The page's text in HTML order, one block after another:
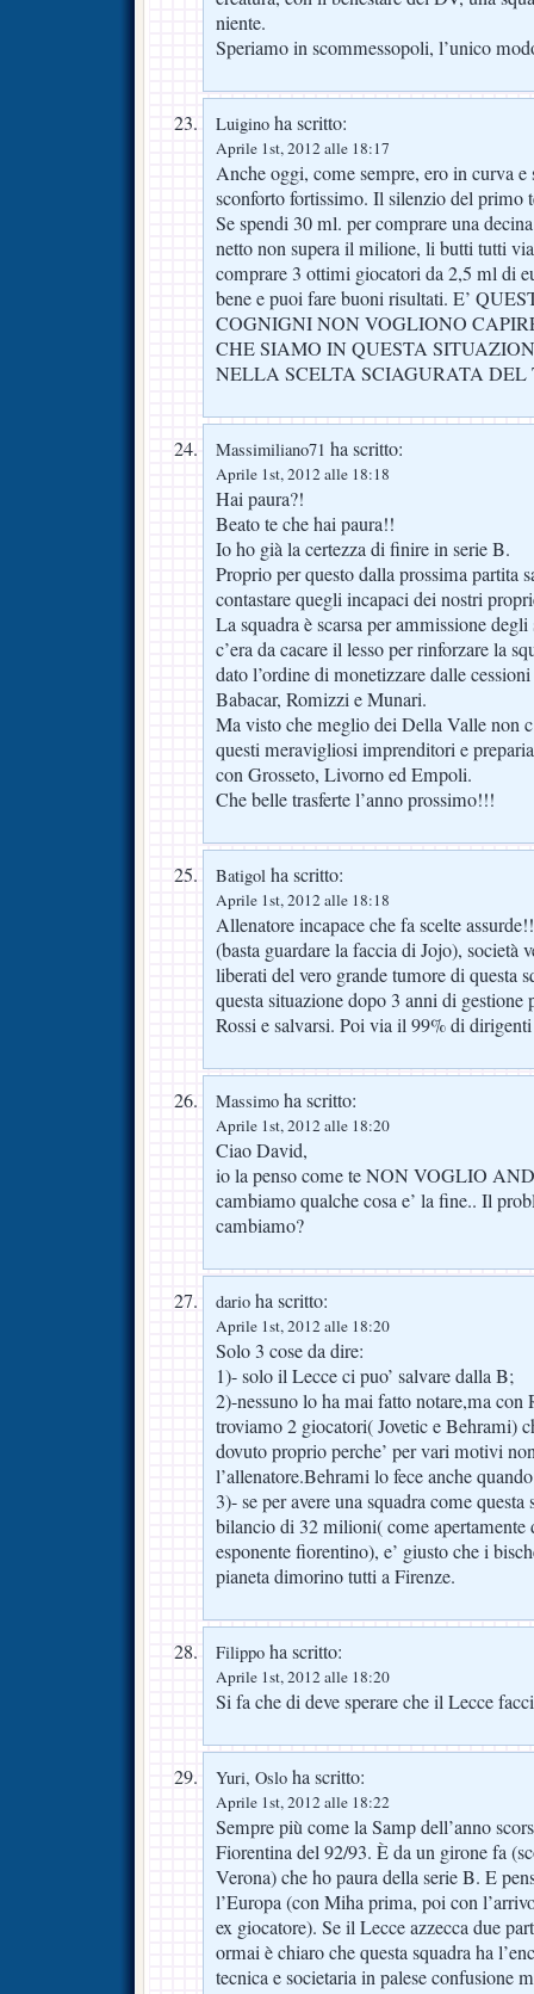
niente.
Speriamo in scommessopoli, l’unico
Luigino ha scritto:
Aprile 1st, 2012 alle 18:17
Anche oggi, come sempre, ero in curva e
sconforto fortissimo. Il silenzio del primo
Se spendi 30 ml. per comprare una
netto non supera il milione, li butti tutti
comprare 3 ottimi giocatori da 2,5 ml di
bene e puoi fare buoni risultati. E’
COGNIGNI NON VOGLIONO
CHE SIAMO IN QUESTA
NELLA SCELTA SCIAGURATA
Massimiliano71 ha scritto:
Aprile 1st, 2012 alle 18:18
Hai paura?!
Beato te che hai paura!!
Io ho già la certezza di finire in serie B.
Proprio per questo dalla prossima partita
contastare quegli incapaci dei nostri
La squadra è scarsa per ammissione
c’era da cacare il lesso per rinforzare la
dato l’ordine di monetizzare dalle
Babacar, Romizzi e Munari.
Ma visto che meglio dei Della Valle non
questi meravigliosi imprenditori e
con Grosseto, Livorno ed Empoli.
Che belle trasferte l’anno prossimo!!!
Batigol ha scritto:
Aprile 1st, 2012 alle 18:18
Allenatore incapace che fa scelte
(basta guardare la faccia di Jojo), società
liberati del vero grande tumore di questa
questa situazione dopo 3 anni di gestione
Rossi e salvarsi. Poi via il 99% di
Massimo ha scritto:
Aprile 1st, 2012 alle 18:20
Ciao David,
io la penso come te NON VOGLIO
cambiamo qualche cosa e’ la fine.. Il
cambiamo?
dario ha scritto:
Aprile 1st, 2012 alle 18:20
Solo 3 cose da dire:
1)- solo il Lecce ci puo’ salvare dalla B;
2)-nessuno lo ha mai fatto notare,ma con
troviamo 2 giocatori( Jovetic e Behrami)
dovuto proprio perche’ per vari motivi
l’allenatore.Behrami lo fece anche
3)- se per avere una squadra come
bilancio di 32 milioni( come apertamente
esponente fiorentino), e’ giusto che i
pianeta dimorino tutti a Firenze.
Filippo ha scritto:
Aprile 1st, 2012 alle 18:20
Si fa che di deve sperare che il Lecce
Yuri, Oslo ha scritto:
Aprile 1st, 2012 alle 18:22
Sempre più come la Samp dell’anno
Fiorentina del 92/93. È da un girone fa
Verona) che ho paura della serie B. E
l’Europa (con Miha prima, poi con
ex giocatore). Se il Lecce azzecca due
ormai è chiaro che questa squadra ha
tecnica e societaria in palese confusione